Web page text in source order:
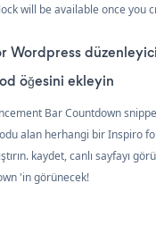
will be available once you
Wordpress
öğesini ekleyin
Bar Countdown
alan herhangi bir Inspiro
kaydet, canlı sayfayı
'in görünecek!